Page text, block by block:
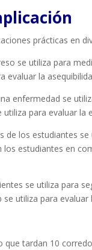
prácticas en
se utiliza para
evaluar la
enfermedad se
para evaluar la
de los estudiantes
estudiantes en
se utiliza para
utiliza para evaluar
tardan 10